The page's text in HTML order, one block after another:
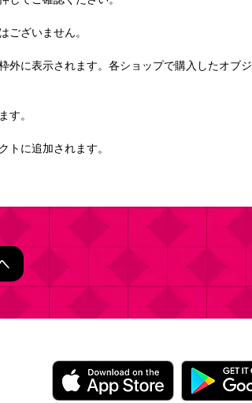
ございません。
外に表示されます。各ショップで購入したオブジ
す。
トに追加されます。